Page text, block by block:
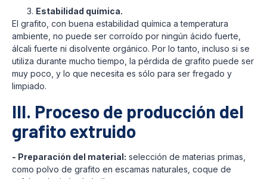
Estabilidad química.
El grafito, con buena estabilidad química a temperatura
ambiente, no puede ser corroído por ningún ácido fuerte,
álcali fuerte ni disolvente orgánico. Por lo tanto, incluso si se
utiliza durante mucho tiempo, la pérdida de grafito puede ser
muy poco, y lo que necesita es sólo para ser fregado y
limpiado.
III. Proceso de producción del
grafito extruido
- Preparación del material: selección de materias primas,
como polvo de grafito en escamas naturales, coque de